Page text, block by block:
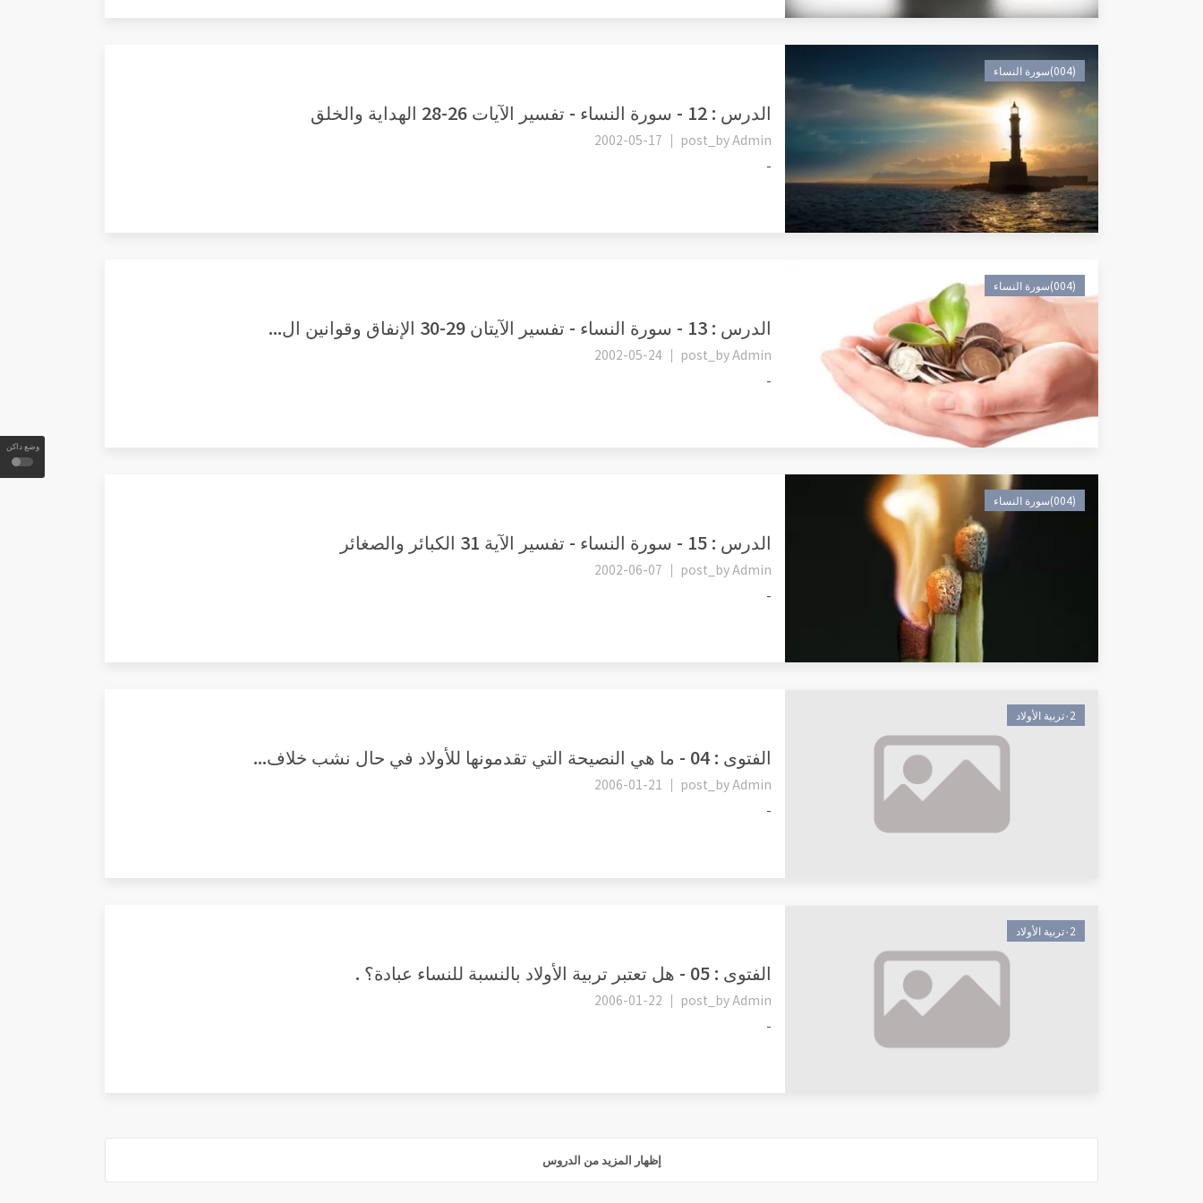
وضع داكن
(004)سورة النساء
الدرس : 12 - سورة النساء - تفسير الآيات 26-28 الهداية والخلق
post_byAdmin
2002-05-17
-
(004)سورة النساء
الدرس : 13 - سورة النساء - تفسير الآيتان 29-30 الإنفاق وقوانين ال...
post_byAdmin
2002-05-24
-
(004)سورة النساء
الدرس : 15 - سورة النساء - تفسير الآية 31 الكبائر والصغائر
post_byAdmin
2002-06-07
-
٠2تربية الأولاد
الفتوى : 04 - ما هي النصيحة التي تقدمونها للأولاد في حال نشب خلاف...
post_byAdmin
2006-01-21
-
٠2تربية الأولاد
الفتوى : 05 - هل تعتبر تربية الأولاد بالنسبة للنساء عبادة؟ .
post_byAdmin
2006-01-22
-
إظهار المزيد من الدروس